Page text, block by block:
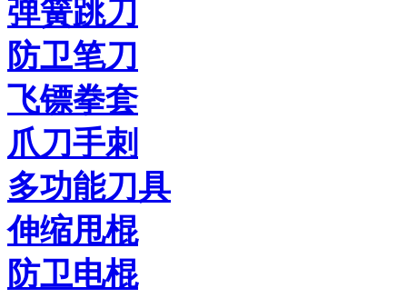
弹簧跳刀
防卫笔刀
飞镖拳套
爪刀手刺
多功能刀具
伸缩甩棍
防卫电棍